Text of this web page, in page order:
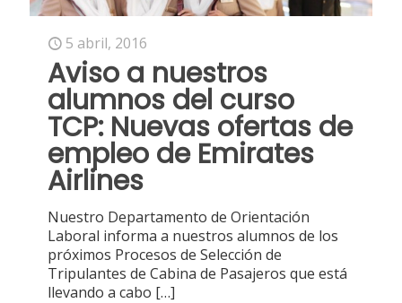
5 abril, 2016
Aviso a nuestros
alumnos del curso
TCP: Nuevas ofertas de
empleo de Emirates
Airlines
Nuestro Departamento de Orientación
Laboral informa a nuestros alumnos de los
próximos Procesos de Selección de
Tripulantes de Cabina de Pasajeros que está
llevando a cabo […]